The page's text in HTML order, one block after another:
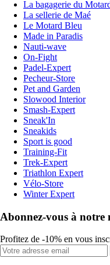
La bagagerie du
La sellerie de Maé
Le Motard Bleu
Made in Paradis
Nauti-wave
On-Fight
Padel-Expert
Pecheur-Store
Pet and Garden
Slowood Interior
Smash-Expert
Sneak'In
Sneakids
Sport is good
Training-Fit
Trek-Expert
Triathlon Expert
Vélo-Store
Winter Expert
Abonnez-vous à notre
Profitez de -10% en vous